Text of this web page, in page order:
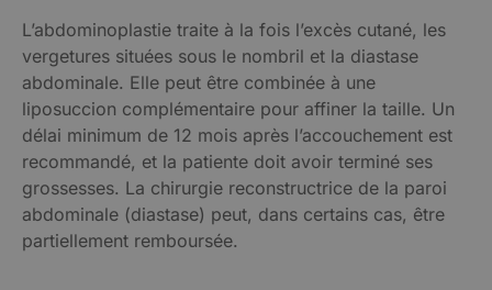
L’abdominoplastie traite à la fois l’excès cutané, les
vergetures situées sous le nombril et la diastase
abdominale. Elle peut être combinée à une
liposuccion complémentaire pour affiner la taille. Un
délai minimum de 12 mois après l’accouchement est
recommandé, et la patiente doit avoir terminé ses
grossesses. La chirurgie reconstructrice de la paroi
abdominale (diastase) peut, dans certains cas, être
partiellement remboursée.